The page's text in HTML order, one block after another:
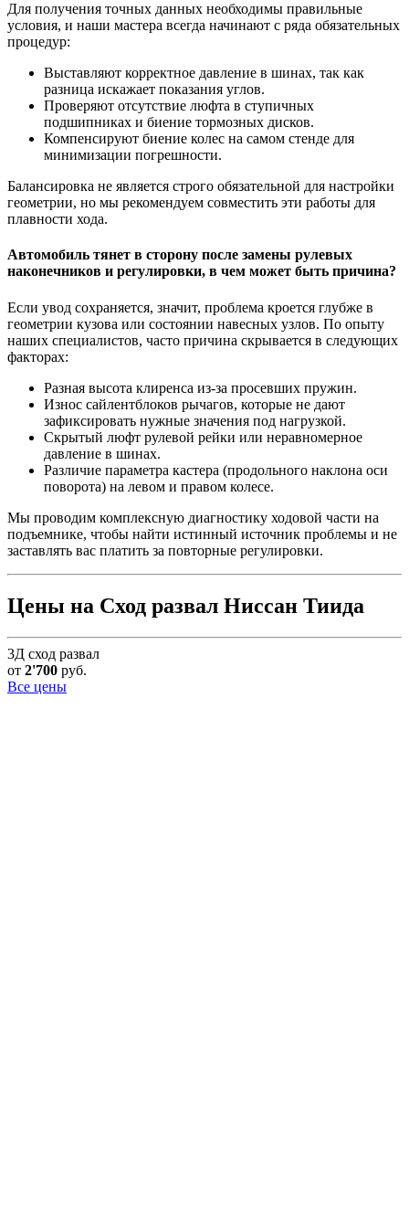
Для получения точных данных необходимы правильные
условия, и наши мастера всегда начинают с ряда обязательных
процедур:
Выставляют корректное давление в шинах, так как
разница искажает показания углов.
Проверяют отсутствие люфта в ступичных
подшипниках и биение тормозных дисков.
Компенсируют биение колес на самом стенде для
минимизации погрешности.
Балансировка не является строго обязательной для настройки
геометрии, но мы рекомендуем совместить эти работы для
плавности хода.
Автомобиль тянет в сторону после замены рулевых
наконечников и регулировки, в чем может быть причина?
Если увод сохраняется, значит, проблема кроется глубже в
геометрии кузова или состоянии навесных узлов. По опыту
наших специалистов, часто причина скрывается в следующих
факторах:
Разная высота клиренса из-за просевших пружин.
Износ сайлентблоков рычагов, которые не дают
зафиксировать нужные значения под нагрузкой.
Скрытый люфт рулевой рейки или неравномерное
давление в шинах.
Различие параметра кастера (продольного наклона оси
поворота) на левом и правом колесе.
Мы проводим комплексную диагностику ходовой части на
подъемнике, чтобы найти истинный источник проблемы и не
заставлять вас платить за повторные регулировки.
Цены на Сход развал Ниссан Тиида
3Д сход развал
от 2'700 руб.
Все цены